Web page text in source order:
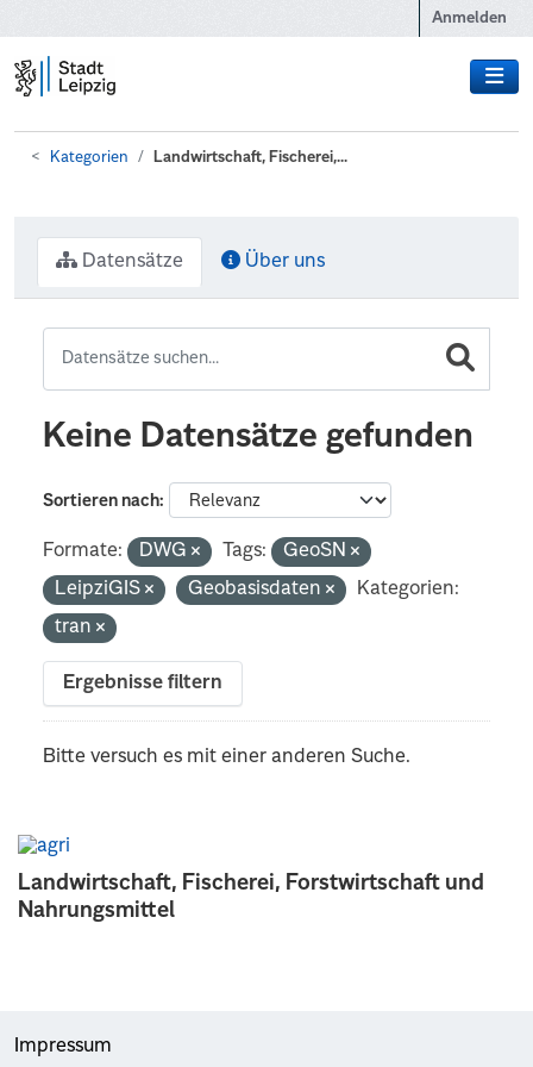
Anmelden
Kategorien Landwirtschaft, Fischerei,...
Landwirtschaft, Fischerei, Forstwirtschaft und
Nahrungsmittel
Datensätze Über uns
Keine Datensätze gefunden
Sortieren nach
Formate: DWG Tags:
GeoSN
LeipziGIS
Geobasisdaten
Kategorien:
tran
Ergebnisse filtern
Bitte versuch es mit einer anderen Suche.
Impressum